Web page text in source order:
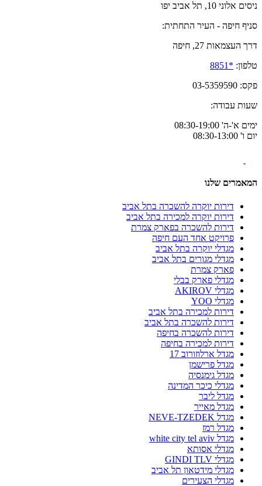
ניסים אלוני 10, תל אביב יפו
סניף חיפה - העיר התחתית:
דרך העצמאות 27, חיפה
טלפון: *8851
פקס: 03-5359590
שעות עבודה:
ימים א'-ה' 08:30-19:00
יום ו' 08:30-13:00
המאמרים שלנו
דירות יוקרה להשכרה בתל אביב
דירות יוקרה למכירה בתל אביב
דירות להשכרה בפארק צמרת
פרויקט אחד העם חיפה
מגדלי יוקרה בתל אביב
מגדלי מגורים בתל אביב
פארק צמרת
מגדלי פארק בבלי
מגדלי AKIROV
מגדלי YOO
דירות למכירה בתל אביב
דירות להשכרה בתל אביב
דירות להשכרה בחיפה
דירות למכירה בחיפה
מגדל ארלוזורוב 17
מגדל פרישמן
מגדל גימנסיה
מגדלי כיכר המדינה
מגדל ליבר
מגדל מאייר
מגדל NEVE-TZEDEK
מגדל רמז
מגדל white city tel aviv
מגדלי אסותא
מגדלי GINDI TLV
מגדלי מידטאון תל אביב
מגדלי הצעירים